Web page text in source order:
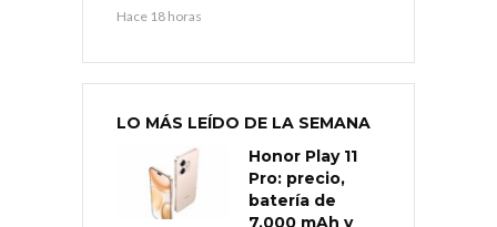
Hace 18 horas
LO MÁS LEÍDO DE LA SEMANA
Honor Play 11
Pro: precio,
batería de
7.000 mAh y